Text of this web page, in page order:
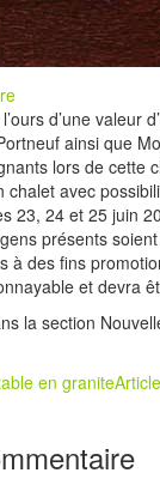
l’ours
d’une valeur
ainsi que
lors de cette
chalet avec
23, 24 et 25 juin
présents
à des fins
et devra
la section
en granite